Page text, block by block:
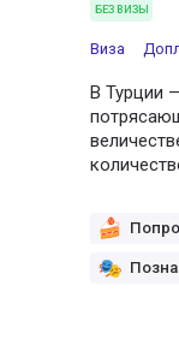
БЕЗ ВИЗЫ
Виза
В Турции